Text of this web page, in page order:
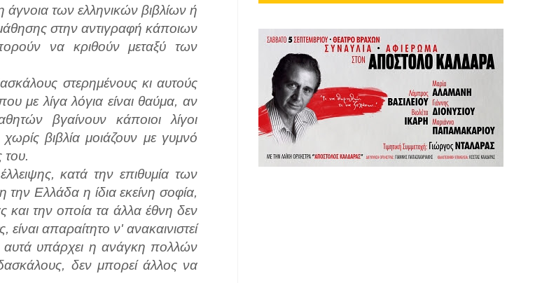
των ελληνικών βιβλίων ή
στην αντιγραφή κάποιων
να κριθούν μεταξύ των
στερημένους κι αυτούς
με λίγα λόγια είναι θαύμα, αν
βγαίνουν κάποιοι λίγοι
βιβλία μοιάζουν με γυμνό
του.
κατά την επιθυμία των
Ελλάδα η ίδια εκείνη σοφία,
την οποία τα άλλα έθνη δεν
απαραίτητο ν' ανακαινιστεί
αυτά υπάρχει η ανάγκη πολλών
δεν μπορεί άλλος να